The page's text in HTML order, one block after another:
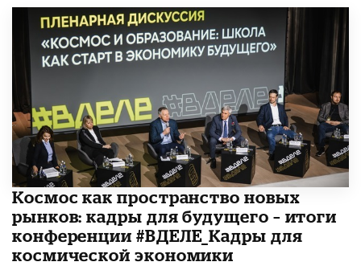
Космос как пространство новых
рынков: кадры для будущего – итоги
конференции #ВДЕЛЕ_Кадры для
космической экономики